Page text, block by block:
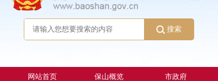
搜索
网站首页 保山概览 市政府